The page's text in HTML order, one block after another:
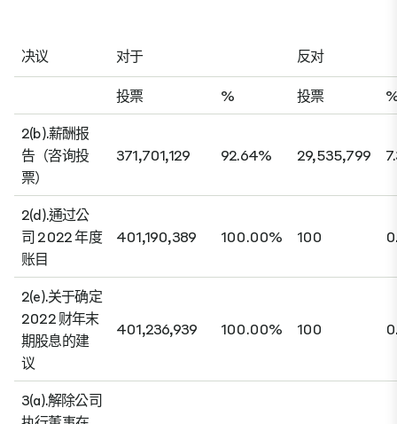
决议 对于 反对
投票 % 投票
2(b).薪酬报
告（咨询投
票）
371,701,129 92.64% 29,535,799
2(d).通过公
司 2022 年度
账目
401,190,389 100.00% 100
2(e).关于确定
2022 财年末
期股息的建
议
401,236,939 100.00% 100
3(a).解除公司